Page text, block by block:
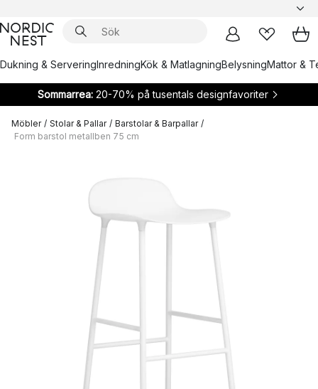
Dukning & ServeringInredningKök & MatlagningBelysningMattor &
Sommarrea:20-70% på tusentals designfavoriter
Möbler / Stolar & Pallar / Barstolar & Barpallar /
Form barstol metallben 75 cm